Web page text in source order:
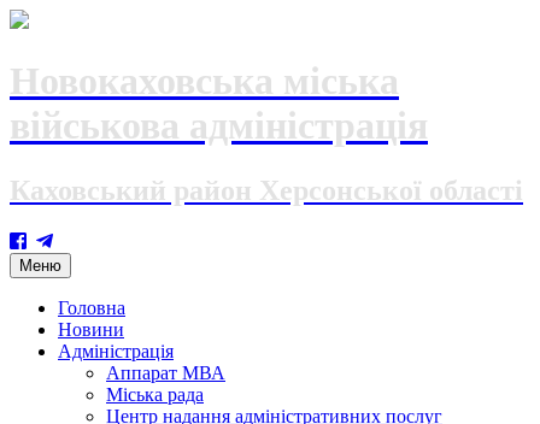
Новокаховська міська
військова адміністрація
Каховський район Херсонської області
Меню Skip
to
content
Головна
Новини
Адміністрація
Аппарат МВА
Міська рада
Центр надання адміністративних послуг